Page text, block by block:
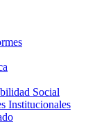
Social
Institucionales